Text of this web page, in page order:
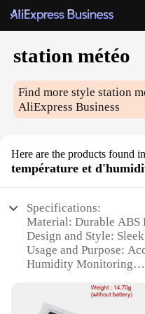
station météo
Find more stylestation
AliExpress Business
Here are the products found
température et
Specifications:
Material: Durable ABS
Design and Style:
Usage and Purpose:
Humidity Monitoring
Parts and
Bracket and Screws